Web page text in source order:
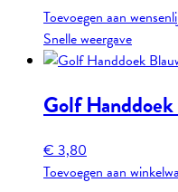
Toevoegen aan
Snelle weergave
Golf
€3,80
Toevoegen aan